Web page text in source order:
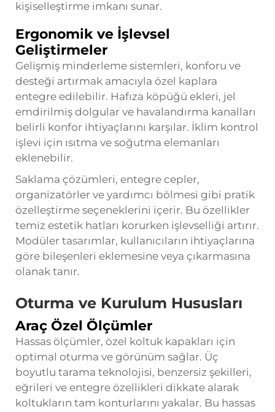
kişiselleştirme imkanı sunar.
Ergonomik ve İşlevsel
Geliştirmeler
Gelişmiş minderleme sistemleri, konforu ve
desteği artırmak amacıyla özel kaplara
entegre edilebilir. Hafıza köpüğü ekleri, jel
emdirilmiş dolgular ve havalandırma kanalları
belirli konfor ihtiyaçlarını karşılar. İklim kontrol
işlevi için ısıtma ve soğutma elemanları
eklenebilir.
Saklama çözümleri, entegre cepler,
organizatörler ve yardımcı bölmesi gibi pratik
özelleştirme seçeneklerini içerir. Bu özellikler
temiz estetik hatları korurken işlevselliği artırır.
Modüler tasarımlar, kullanıcıların ihtiyaçlarına
göre bileşenleri eklemesine veya çıkarmasına
olanak tanır.
Oturma ve Kurulum Hususları
Araç Özel Ölçümler
Hassas ölçümler, özel koltuk kapakları için
optimal oturma ve görünüm sağlar. Üç
boyutlu tarama teknolojisi, benzersiz şekilleri,
eğrileri ve entegre özellikleri dikkate alarak
koltukların tam konturlarını yakalar. Bu hassas